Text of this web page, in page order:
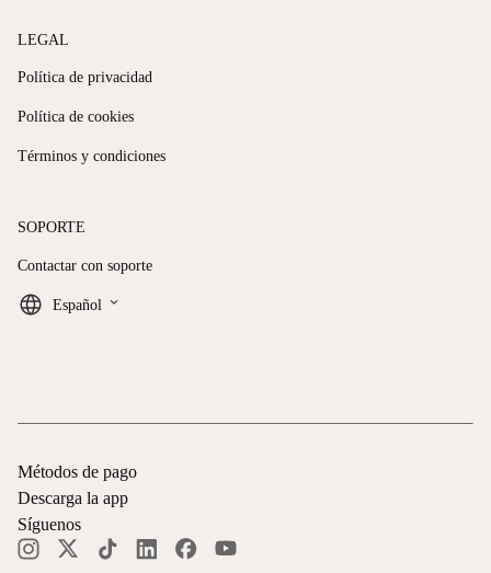
LEGAL
Política de privacidad
Política de cookies
Términos y condiciones
SOPORTE
Contactar con soporte
Español keyboard_arrow_down
Métodos de pago
Descarga la app
Síguenos